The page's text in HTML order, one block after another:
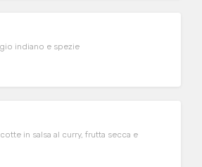
indiano e spezie
in salsa al curry, frutta secca e